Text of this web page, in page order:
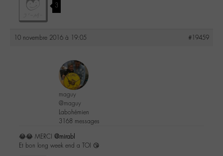
3
10 novembre 2016 à 19:05 #19459
maguy
@maguy
Labohémien
3168 messages
😂😂 MERCI @mirabl
Et bon long week end a TOI 😘